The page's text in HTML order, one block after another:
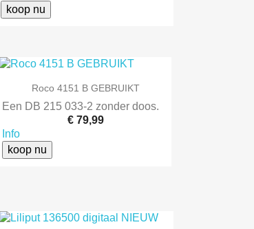
koop nu
 Snel bekijken
Roco 4151 B GEBRUIKT
Een DB 215 033-2 zonder doos.
€ 79,99
Info
koop nu